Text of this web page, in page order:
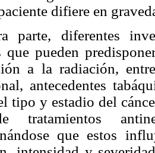
difiere en
parte, diferentes
que pueden
a la radiación,
antecedentes
tipo y estadio del
tratamientos
que estos